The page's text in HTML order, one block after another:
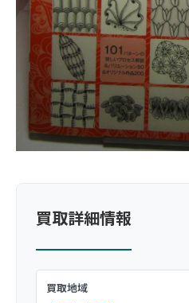
買取詳細情報
買取地域